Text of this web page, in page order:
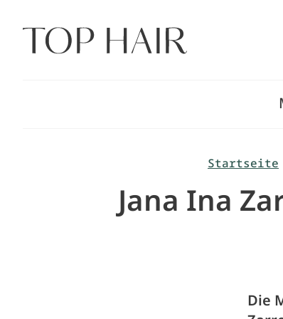
Inhalt
springen
Startseite
Jana Ina
Die